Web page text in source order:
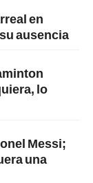
en
ausencia
lo
Messi;
una